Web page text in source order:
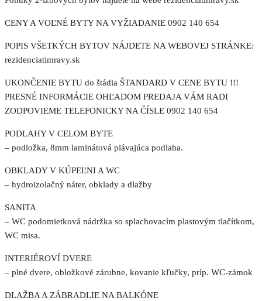
CENY A VOĽNÉ BYTY NA VYŽIADANIE 0902 140 654
POPIS VŠETKÝCH BYTOV NÁJDETE NA WEBOVEJ STRÁNKE:
rezidenciatimravy.sk
UKONČENIE BYTU do štádia ŠTANDARD V CENE BYTU !!!
PRESNÉ INFORMÁCIE OHĽADOM PREDAJA VÁM RADI
ZODPOVIEME TELEFONICKY NA ČÍSLE 0902 140 654
PODLAHY V CELOM BYTE
– podložka, 8mm laminátová plávajúca podlaha.
OBKLADY V KÚPEĽNI A WC
– hydroizolačný náter, obklady a dlažby
SANITA
– WC podomietková nádržka so splachovacím plastovým tlačítkom,
WC misa.
INTERIÉROVÍ DVERE
– plné dvere, obložkové zárubne, kovanie kľučky, príp. WC-zámok
DLAŽBA A ZÁBRADLIE NA BALKÓNE